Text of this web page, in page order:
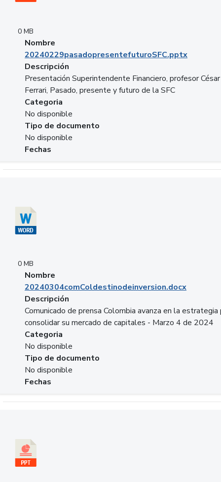
0 MB
Nombre
20240229pasadopresentefuturoSFC.pptx
Descripción
Presentación Superintendente Financiero, profesor César
Ferrari, Pasado, presente y futuro de la SFC
Categoria
No disponible
Tipo de documento
No disponible
Fechas
0 MB
Nombre
20240304comColdestinodeinversion.docx
Descripción
Comunicado de prensa Colombia avanza en la estrategia
consolidar su mercado de capitales - Marzo 4 de 2024
Categoria
No disponible
Tipo de documento
No disponible
Fechas